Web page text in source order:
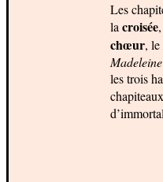
Les
la croisée
chœur, le
Madeleine
les trois